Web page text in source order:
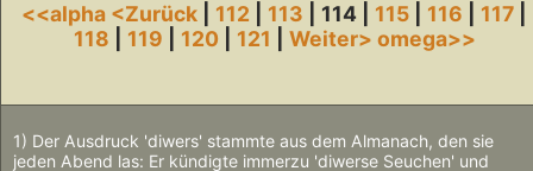
<<alpha <Zurück 112 113 | 114 | 115 116 117
118
119 120| 121 Weiter> omega>>
1) Der Ausdruck 'diwers' stammte aus dem Almanach, den sie
jeden Abend las: Er kündigte immerzu 'diwerse Seuchen' und